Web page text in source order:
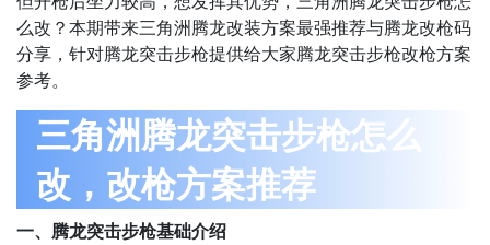
么改？本期带来三角洲腾龙改装方案最强推荐与腾龙改枪码
分享，针对腾龙突击步枪提供给大家腾龙突击步枪改枪方案
参考。
三角洲腾龙突击步枪怎么
改，改枪方案推荐
一、腾龙突击步枪基础介绍